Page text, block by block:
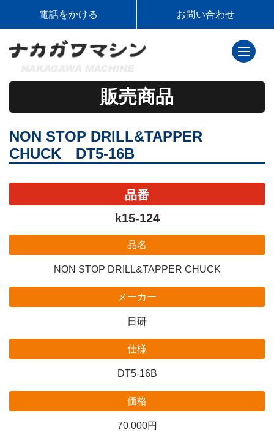
電話をかける お問い合わせ
toggle
販売商品
NON STOP DRILL&TAPPER
CHUCK DT5-16B
品番
k15-124
品名
NON STOP DRILL&TAPPER CHUCK
メーカー
日研
仕様
DT5-16B
価格
70,000円